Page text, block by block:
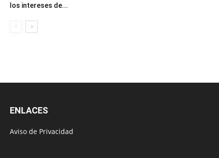
los intereses de...
ENLACES
Aviso de Privacidad